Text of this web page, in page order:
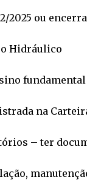
2025 ou
Hidráulico
na
– ter